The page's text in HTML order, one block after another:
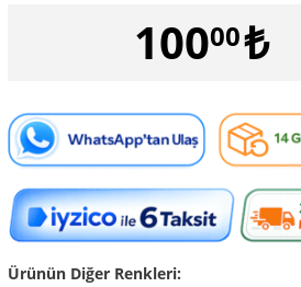
10000₺
Ürünün Diğer Renkleri: